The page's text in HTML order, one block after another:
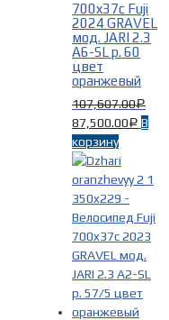
700x37c Fuji
2024 GRAVEL
мод. JARI 2.3
A6-SL р. 60
цвет
оранжевый
107,607.00Р
87,500.00 Р В
корзину